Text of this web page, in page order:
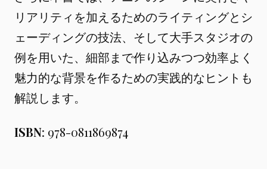
リアリティを加えるためのライティングとシ
ェーディングの技法、そして大手スタジオの
例を用いた、細部まで作り込みつつ効率よく
魅力的な背景を作るための実践的なヒントも
解説します。
ISBN: 978-0811869874